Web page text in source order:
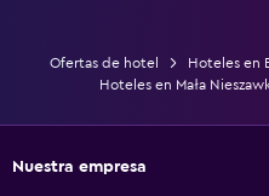
Ofertas de hotel Hoteles en
Hoteles en Mała
Nuestra empresa